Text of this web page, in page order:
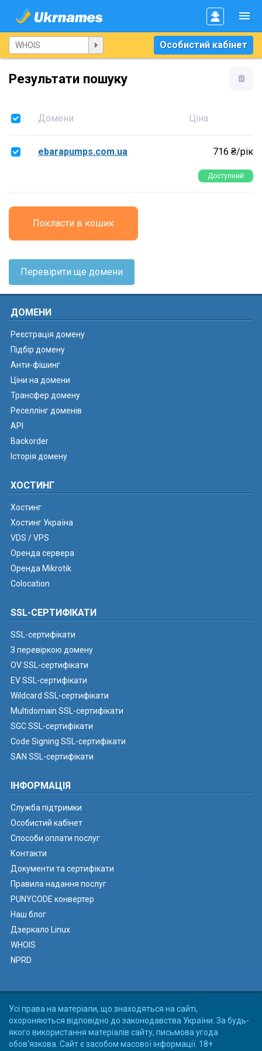
Особистий кабінет
Результати пошуку
Домени Ціна
ebarapumps.com.ua 716 ₴/рік
Доступний
Покласти в кошик
Перевірити ще домени
ДОМЕНИ
Реєстрація домену
Підбір домену
Анти-фішинг
Ціни на домени
Трансфер домену
Реселлінг доменів
API
Backorder
Історія домену
ХОСТИНГ
Хостинг
Хостинг Україна
VDS / VPS
Оренда сервера
Оренда Mikrotik
Colocation
SSL-СЕРТИФІКАТИ
SSL-сертифікати
З перевіркою домену
OV SSL-сертифікати
EV SSL-сертифікати
Wildcard SSL-сертифікати
Multidomain SSL-сертифікати
SGC SSL-сертифікати
Code Signing SSL-сертифікати
SAN SSL-сертифікати
ІНФОРМАЦІЯ
Служба підтримки
Особистий кабінет
Способи оплати послуг
Контакти
Документи та сертифікати
Правила надання послуг
PUNYCODE конвертер
Наш блог
Дзеркало Linux
WHOIS
NPRD
Усі права на матеріали, що знаходяться на сайті,
охороняються відповідно до законодавства України. За будь-
якого використання матеріалів сайту, письмова угода
обов'язкова. Сайт є засобом масової інформації. 18+